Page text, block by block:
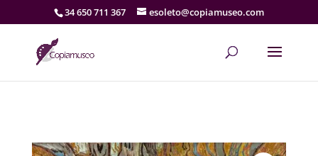
34 650 711 367 esoleto@copiamuseo.com